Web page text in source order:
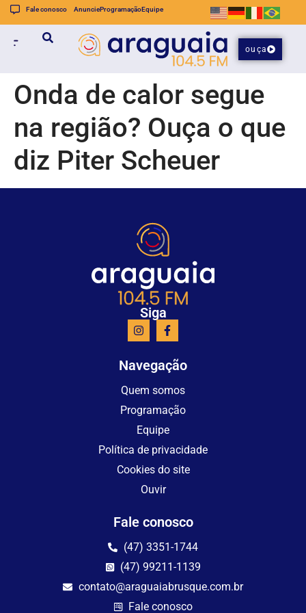
Fale conosco AnuncieProgramaçãoEquipe
ouça
Onda de calor segue
na região? Ouça o que
diz Piter Scheuer
Siga
Navegação
Quem somos
Programação
Equipe
Política de privacidade
Cookies do site
Ouvir
Fale conosco
(47) 3351-1744
(47) 99211-1139
contato@araguaiabrusque.com.br
Fale conosco